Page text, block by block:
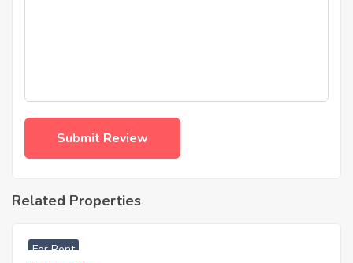
Related Properties
For Rent